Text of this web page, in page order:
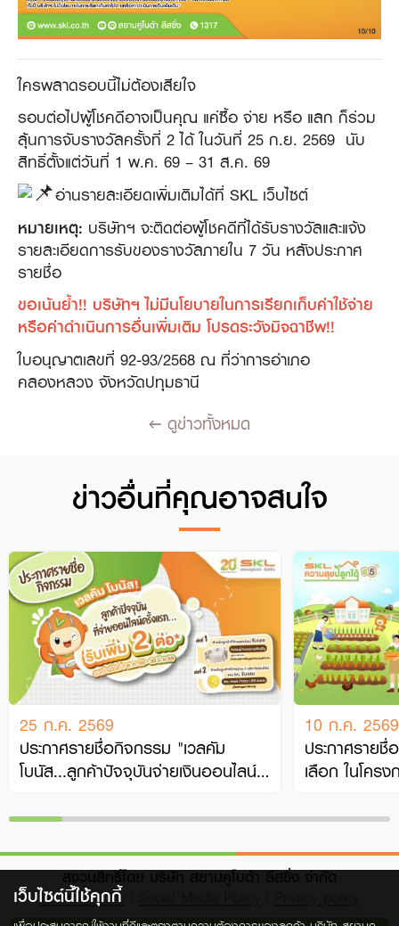
ใครพลาดรอบนี้ไม่ต้องเสียใจ
รอบต่อไปผู้โชคดีอาจเป็นคุณ​ แค่ซื้อ จ่าย หรือ แลก ก็ร่วม
ลุ้นการจับรางวัลครั้งที่ 2 ได้ ในวันที่ 25 ก.ย. 2569 ​ นับ
สิทธิ์ตั้งแต่วันที่ 1 พ.ค. 69 – 31 ส.ค. 69​
อ่านรายละเอียดเพิ่มเติมได้ที่ SKL เว็บไซต์ ​ ​
หมายเหตุ:​ บริษัทฯ จะติดต่อผู้โชคดีที่ได้รับรางวัลและแจ้ง
รายละเอียดการรับของรางวัลภายใน 7 วัน หลังประกาศ
รายชื่อ​
ขอเน้นย้ำ!! บริษัทฯ ไม่มีนโยบายในการเรียกเก็บค่าใช้จ่าย
หรือค่าดำเนินการอื่นเพิ่มเติม​ โปรดระวังมิจฉาชีพ!!
ใบอนุญาตเลขที่ 92-93/2568 ณ ที่ว่าการอำเภอ
คลองหลวง จังหวัดปทุมธานี
ดูข่าวทั้งหมด
ข่าวอื่นที่คุณอาจสนใจ
25 ก.ค. 2569
ประกาศรายชื่อกิจกรรม "เวลคัม
โบนัส...ลูกค้าปัจจุบันจ่ายเงินออนไลน์
10 ก.ค. 2569
ประกาศรายชื่
เลือก ในโคร
สงวนสิทธิ์โดย บริษัท สยามคูโบต้า ลีสซิ่ง จำกัด
Terms of Use
เว็บไซต์นี้ใช้คุกกี้